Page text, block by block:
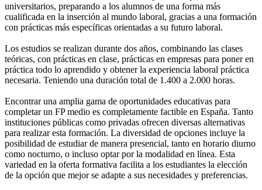
universitarios, preparando a los alumnos de una forma más
cualificada en la inserción al mundo laboral, gracias a una formación
con prácticas más específicas orientadas a su futuro laboral.
Los estudios se realizan durante dos años, combinando las clases
teóricas, con prácticas en clase, prácticas en empresas para poner en
práctica todo lo aprendido y obtener la experiencia laboral práctica
necesaria. Teniendo una duración total de 1.400 a 2.000 horas.
Encontrar una amplia gama de oportunidades educativas para
completar un FP medio es completamente factible en España. Tanto
instituciones públicas como privadas ofrecen diversas alternativas
para realizar esta formación. La diversidad de opciones incluye la
posibilidad de estudiar de manera presencial, tanto en horario diurno
como nocturno, o incluso optar por la modalidad en línea. Esta
variedad en la oferta formativa facilita a los estudiantes la elección
de la opción que mejor se adapte a sus necesidades y preferencias.